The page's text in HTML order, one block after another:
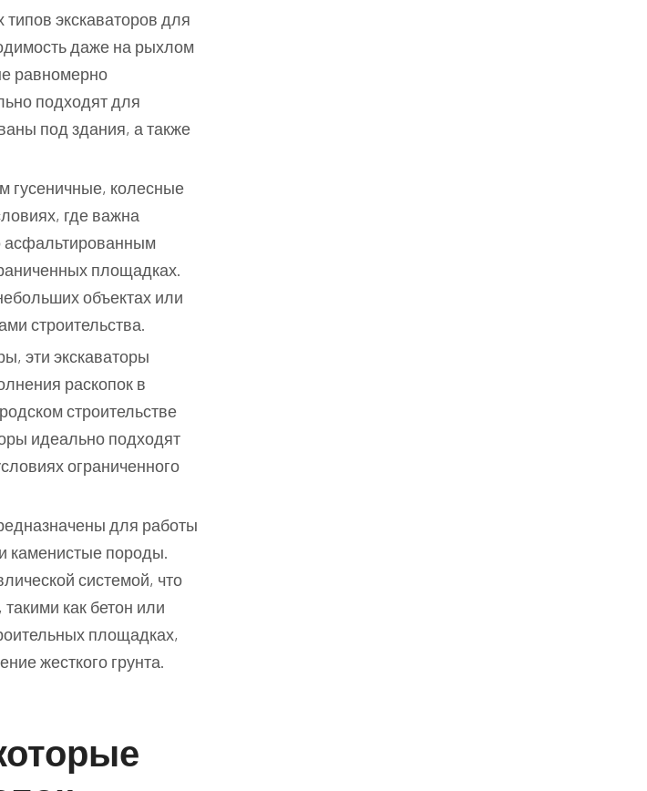
экскаваторов для
даже на рыхлом
равномерно
подходят для
под здания, а также
гусеничные, колесные
где важна
асфальтированным
площадках.
объектах или
строительства.
эти экскаваторы
раскопок в
строительстве
идеально подходят
ограниченного
для работы
каменистые породы.
системой, что
как бетон или
площадках,
жесткого грунта.